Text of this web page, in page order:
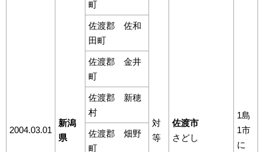
2004.03.01
新潟
県
対
等
佐渡市
さどし
1島
1市
に
町
佐渡郡 佐和
田町
佐渡郡 金井
町
佐渡郡 新穂
村
佐渡郡 畑野
町